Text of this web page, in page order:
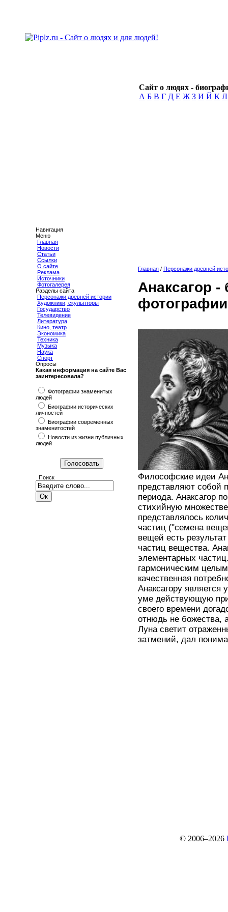
Сайт о людях -
А Б В Г Д Е Ж З И Й К Л
Навигация
Меню
Главная
Новости
Статьи
Ссылки
О сайте
Реклама
Источники
Фотогалерея
Разделы сайта
Персонажи древней истории
Художники, скульпторы
Государство
Телевидение
Литература
Кино, театр
Экономика
Техника
Музыка
Наука
Спорт
Опросы
Какая информация на сайте Вас
заинтересовала?
Фотографии знаменитых
людей
Биографии исторических
личностей
Биографии современных
знаменитостей
Новости из жизни публичных
людей
Поиск
Главная / Персонажи древней
Анаксагор
Философские идеи
представляют собой
периода. Анаксагор
стихийную
представлялось
частиц ("семена
вещей есть
частиц вещества.
элементарных
гармоническим
качественная
Анаксагору
уме действующую
своего времени
отнюдь не божества,
Луна светит
затмений, дал
© 2006–2026